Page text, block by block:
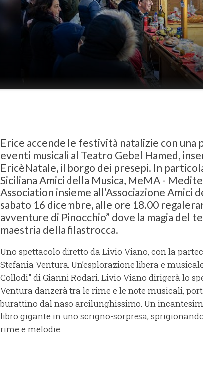
Erice accende le festività natalizie con una
eventi musicali al Teatro Gebel Hamed,
EricèNatale, il borgo dei presepi. In
Siciliana Amici della Musica, MeMA -
Association insieme all’Associazione Amici
sabato 16 dicembre, alle ore 18.00
avventure di Pinocchio” dove la magia del
maestria della filastrocca.
Uno spettacolo diretto da Livio Viano, con la
Stefania Ventura. Un’esplorazione libera e
Collodi” di Gianni Rodari. Livio Viano dirigerà lo
Ventura danzerà tra le rime e le note musicali,
burattino dal naso arcilunghissimo. Un
libro gigante in uno scrigno-sorpresa,
rime e melodie.